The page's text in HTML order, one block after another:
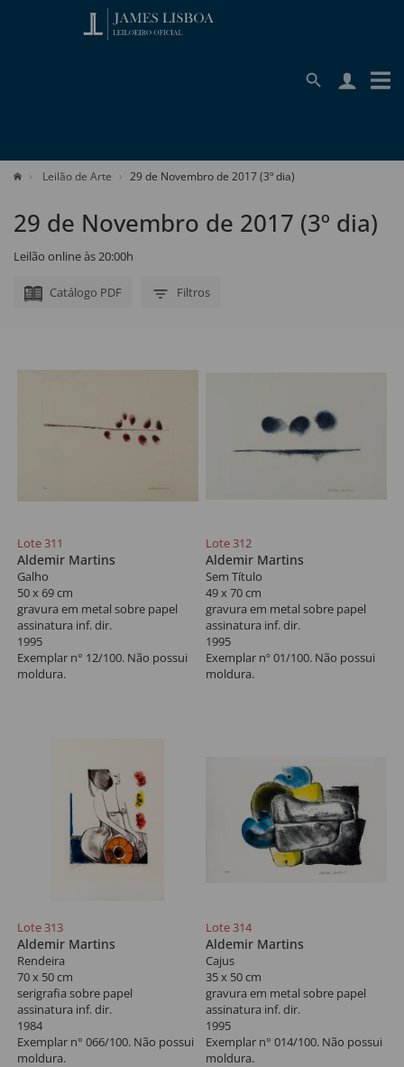
Leilão de Arte 29 de Novembro de 2017 (3º dia)
29 de Novembro de 2017 (3º dia)
Leilão online às 20:00h
Catálogo PDF Filtros
Lote 311
Aldemir Martins
Galho
50 x 69 cm
gravura em metal sobre papel
assinatura inf. dir.
1995
Exemplar n° 12/100. Não possui
moldura.
Lote 312
Aldemir Martins
Sem Título
49 x 70 cm
gravura em metal sobre papel
assinatura inf. dir.
1995
Exemplar nº 01/100. Não possui
moldura.
Lote 313
Aldemir Martins
Rendeira
70 x 50 cm
serigrafia sobre papel
assinatura inf. dir.
1984
Exemplar n° 066/100. Não possui
moldura.
Lote 314
Aldemir Martins
Cajus
35 x 50 cm
gravura em metal sobre papel
assinatura inf. dir.
1995
Exemplar n° 014/100. Não possui
moldura.